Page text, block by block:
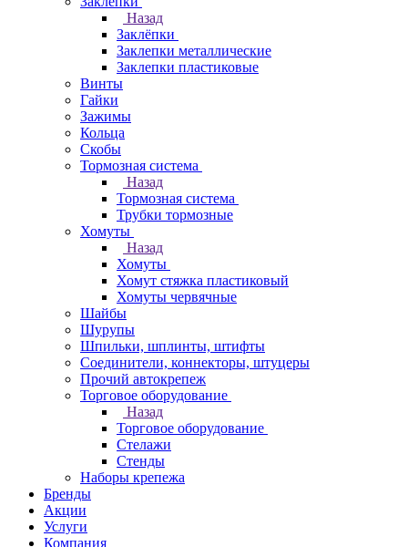
Назад
Заклёпки
Заклепки металлические
Заклепки пластиковые
Винты
Гайки
Зажимы
Кольца
Скобы
Тормозная система
Назад
Тормозная система
Трубки тормозные
Хомуты
Назад
Хомуты
Хомут стяжка пластиковый
Хомуты червячные
Шайбы
Шурупы
Шпильки, шплинты, штифты
Соединители, коннекторы, штуцеры
Прочий автокрепеж
Торговое оборудование
Назад
Торговое оборудование
Стелажи
Стенды
Наборы крепежа
Бренды
Акции
Услуги
Компания